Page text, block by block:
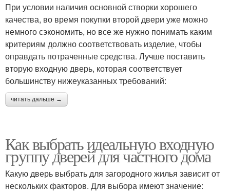
При условии наличия основной створки хорошего
качества, во время покупки второй двери уже можно
немного сэкономить, но все же нужно понимать каким
критериям должно соответствовать изделие, чтобы
оправдать потраченные средства. Лучше поставить
вторую входную дверь, которая соответствует
большинству нижеуказанных требований:
читать дальше →
Как выбрать идеальную входную
группу дверей для частного дома
Какую дверь выбрать для загородного жилья зависит от
нескольких факторов. Для выбора имеют значение: